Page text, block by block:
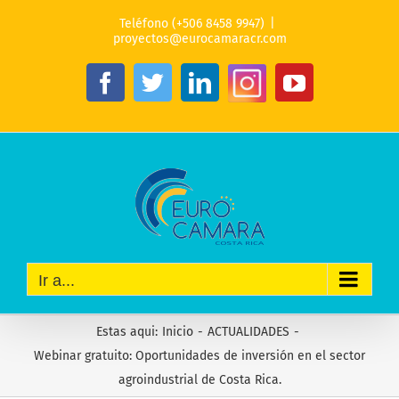
Teléfono (+506 8458 9947)
proyectos@eurocamaracr.com
Facebook
TwitterLinkedIn
InstagramYouTube
Ir a...
Estas aqui: Inicio - ACTUALIDADES -
Webinar gratuito: Oportunidades de inversión en el sector
agroindustrial de Costa Rica.